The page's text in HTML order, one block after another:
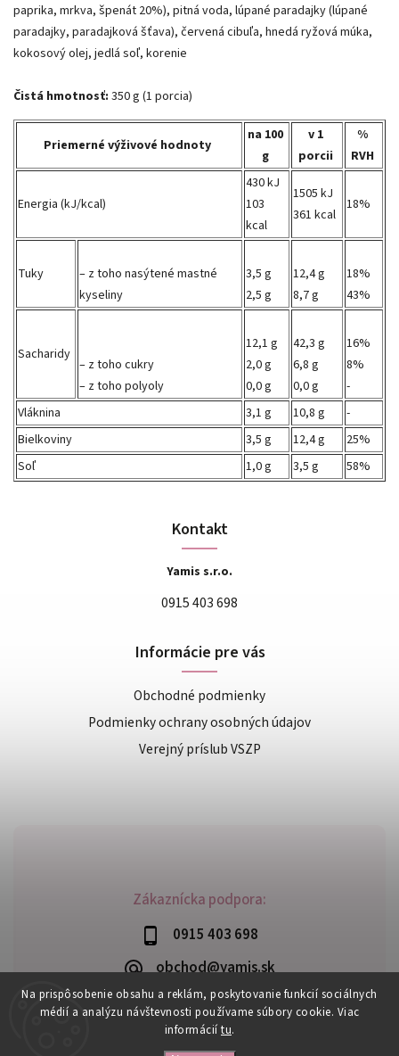
Na prispôsobenie obsahu a reklám, poskytovanie funkcií sociálnych
médií a analýzu návštevnosti používame súbory cookie. Viac
informácií tu.
paprika, mrkva, špenát 20%), pitná voda, lúpané paradajky (lúpané
paradajky, paradajková šťava), červená cibuľa, hnedá ryžová múka,
kokosový olej, jedlá soľ, korenie
Čistá hmotnosť: 350 g (1 porcia)
Priemerné výživové hodnoty
na 100
g
v 1
porcii
%
RVH
Energia (kJ/kcal)
430 kJ
103
kcal
1505 kJ
361 kcal
18%
Tuky
– z toho nasýtené mastné
kyseliny
3,5 g
2,5 g
12,4 g
8,7 g
18%
43%
Sacharidy
– z toho cukry
– z toho polyoly
12,1 g
2,0 g
0,0 g
42,3 g
6,8 g
0,0 g
16%
8%
-
Vláknina
3,1 g 10,8 g
-
Bielkoviny
3,5 g 12,4 g
25%
Soľ
1,0 g 3,5 g 58%
Zákaznícka podpora:
0915 403 698
obchod@yamis.sk
Kontakt
Yamis s.r.o.
0915 403 698
Informácie pre vás
Obchodné podmienky
Podmienky ochrany osobných údajov
Verejný príslub VSZP
Copyright 2026Yamis. Všetky práva vyhradené.